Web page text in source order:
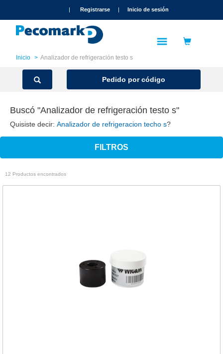
| Registrarse | Inicio de sesión
Inicio Analizador de refrigeración testo s
Pedido por código
Buscó "Analizador de refrigeración testo s"
Quisiste decir: Analizador de refrigeracion techo s?
FILTROS
12 Productos encontrados